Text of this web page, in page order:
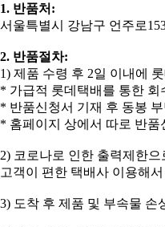
1. 반품처:
서울특별시 강남구 언주로
2. 반품절차:
​1) 제품 수령 후 2일 이내에
* 가급적 롯데택배를 통한 회
* 반품신청서 기재 후 동봉
* 홈페이지 상에서 따로 반품
2) 코로나로 인한 출력제한
고객이 편한 택배사 이용해
3) 도착 후 제품 및 부속물 손